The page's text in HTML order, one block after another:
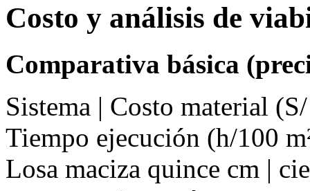
Costo y análisis de
Comparativa básica
Sistema | Costo material
Tiempo ejecución (h/100
Losa maciza quince cm |